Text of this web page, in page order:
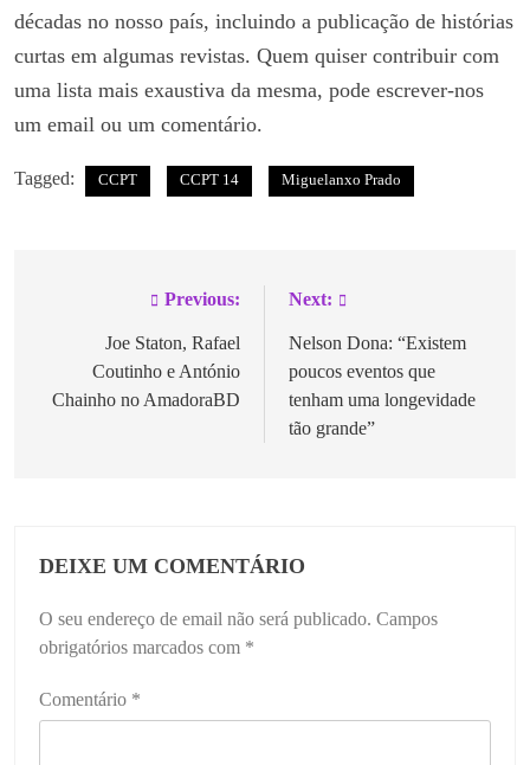
décadas no nosso país, incluindo a publicação de histórias
curtas em algumas revistas. Quem quiser contribuir com
uma lista mais exaustiva da mesma, pode escrever-nos
um email ou um comentário.
Tagged: CCPT CCPT 14 Miguelanxo Prado
Previous:
Joe Staton, Rafael
Coutinho e António
Chainho no AmadoraBD
Next:
Nelson Dona: “Existem
poucos eventos que
tenham uma longevidade
tão grande”
DEIXE UM COMENTÁRIO
O seu endereço de email não será publicado. Campos
obrigatórios marcados com *
Comentário *